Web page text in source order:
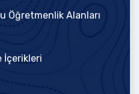
Öğretmenlik Alanları
İçerikleri